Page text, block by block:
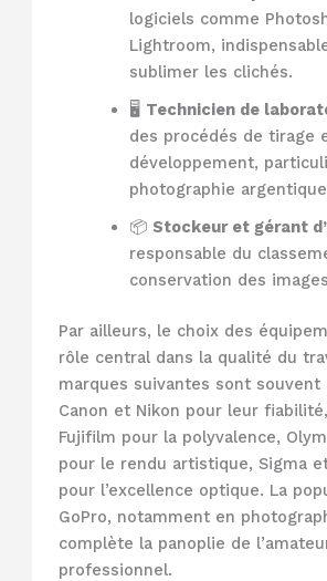
logiciels comme
Lightroom,
sublimer les clichés.
🖥️ Technicien de
des procédés de tirage
développement,
photographie
📦 Stockeur et gérant
responsable du
conservation des
Par ailleurs, le choix des
rôle central dans la qualité du
marques suivantes sont souvent
Canon et Nikon pour leur
Fujifilm pour la polyvalence,
pour le rendu artistique, Sigma
pour l’excellence optique. La
GoPro, notamment en
complète la panoplie de
professionnel.